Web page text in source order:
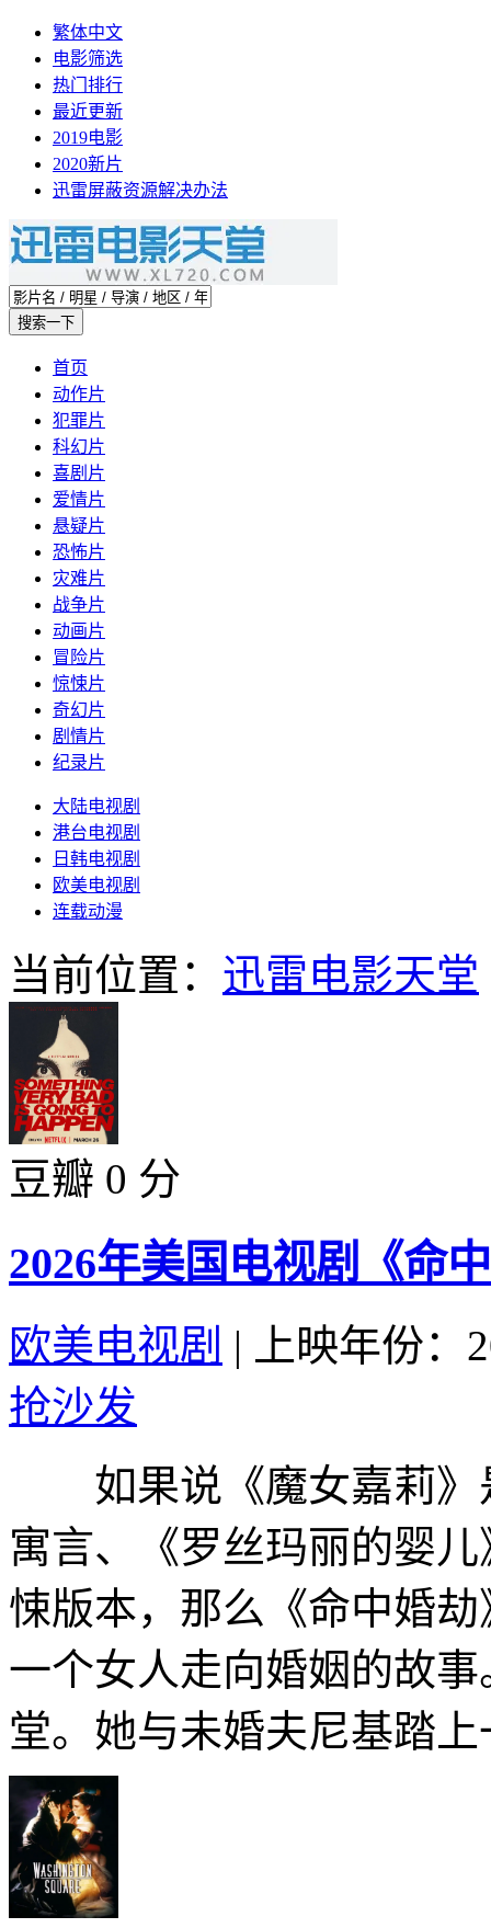
繁体中文
电影筛选
热门排行
最近更新
2019电影
2020新片
迅雷屏蔽资源解决办法
首页
动作片
犯罪片
科幻片
喜剧片
爱情片
悬疑片
恐怖片
灾难片
战争片
动画片
冒险片
惊悚片
奇幻片
剧情片
纪录片
大陆电视剧
港台电视剧
日韩电视剧
欧美电视剧
连载动漫
当前位置： 迅雷电影天堂
豆瓣 0 分
2026年美国电视剧《命
欧美电视剧 |
上映年份：
抢沙发
如果说《魔女嘉莉》
寓言、《罗丝玛丽的婴
悚版本，那么《命中婚
一个女人走向婚姻的故
堂。她与未婚夫尼基踏